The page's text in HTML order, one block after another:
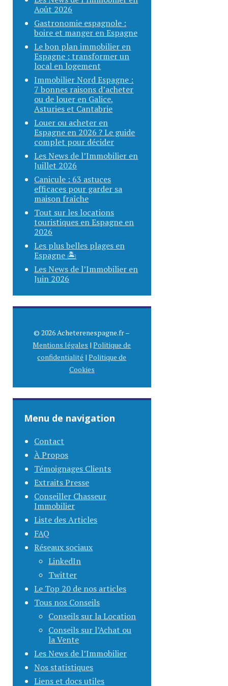
Août 2026
Gastronomie espagnole :
boire et manger en Espagne
Le bon plan immobilier en
Espagne : transformer un
local en logement
Immobilier Nord Espagne :
7 bonnes raisons d’acheter
ou de louer en Galice,
Asturies et Cantabrie
Louer ou acheter en
Espagne en 2026 ? Le guide
complet pour décider
Les News de l’Immobilier en
Juillet 2026
Canicule : 63 astuces
efficaces pour garder sa
maison fraîche
Tout sur les locations
touristiques en Espagne en
2026
Les plus belles plages en
Espagne 🏝️
Les News de l’Immobilier en
Juin 2026
© 2026 Acheterenespagne.fr –
Mentions légales |Politique de
confidentialité |Politique de
Cookies
Menu de navigation
Contact
À Propos
Témoignages Clients
Extraits Presse
Conseiller Chasseur
Immobilier
Liste des Articles
FAQ
Réseaux sociaux
LinkedIn
Twitter
Le Top 20 de nos articles
Tous nos Conseils
Conseils sur la Location
Conseils sur l’Achat ou
la Vente
Les News de l’Immobilier
Nos statistiques
Liens et docs utiles